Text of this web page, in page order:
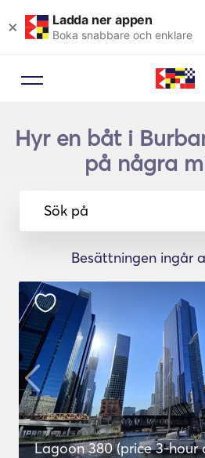
× Ladda ner appen
Boka snabbare och enklare
Hyr en båt i
på några
Sök på
Besättningen ingår
Lagoon 380 (price 3-hour